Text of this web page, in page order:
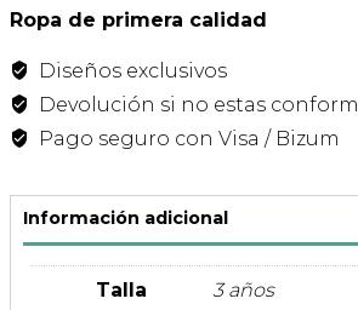
Azul
&
Kids
cantidad
Ropa de primera calidad
Diseños exclusivos
Devolución si no estas
Pago seguro con Visa / Bizum
Información adicional
Talla 3 años